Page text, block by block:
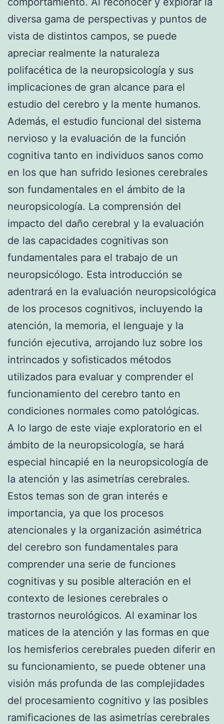
diversa gama de perspectivas y puntos de
vista de distintos campos, se puede
apreciar realmente la naturaleza
polifacética de la neuropsicología y sus
implicaciones de gran alcance para el
estudio del cerebro y la mente humanos.
Además, el estudio funcional del sistema
nervioso y la evaluación de la función
cognitiva tanto en individuos sanos como
en los que han sufrido lesiones cerebrales
son fundamentales en el ámbito de la
neuropsicología. La comprensión del
impacto del daño cerebral y la evaluación
de las capacidades cognitivas son
fundamentales para el trabajo de un
neuropsicólogo. Esta introducción se
adentrará en la evaluación neuropsicológica
de los procesos cognitivos, incluyendo la
atención, la memoria, el lenguaje y la
función ejecutiva, arrojando luz sobre los
intrincados y sofisticados métodos
utilizados para evaluar y comprender el
funcionamiento del cerebro tanto en
condiciones normales como patológicas.
A lo largo de este viaje exploratorio en el
ámbito de la neuropsicología, se hará
especial hincapié en la neuropsicología de
la atención y las asimetrías cerebrales.
Estos temas son de gran interés e
importancia, ya que los procesos
atencionales y la organización asimétrica
del cerebro son fundamentales para
comprender una serie de funciones
cognitivas y su posible alteración en el
contexto de lesiones cerebrales o
trastornos neurológicos. Al examinar los
matices de la atención y las formas en que
los hemisferios cerebrales pueden diferir en
su funcionamiento, se puede obtener una
visión más profunda de las complejidades
del procesamiento cognitivo y las posibles
ramificaciones de las asimetrías cerebrales